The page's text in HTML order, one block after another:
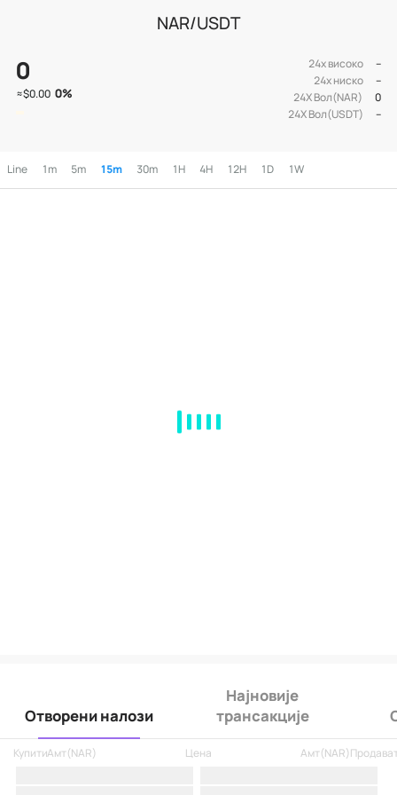
NAR/USDT
0
≈$0.00 0%
24х високо
--
24х ниско
--
24Х Вол(NAR)
0
24Х Вол(USDT)
--
Line 1m 5m 15m 30m 1H 4H 12H 1D 1W
Отворени налози
Најновије
трансакције
КупитиАмт (NAR) Цена Амт (NAR)